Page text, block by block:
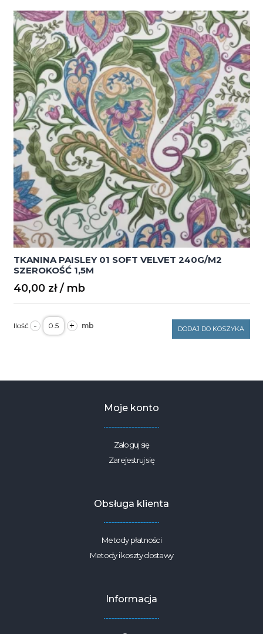
VELVET
240G/M2
SZEROKOŚĆ
1,5M
TKANINA PAISLEY 01 SOFT VELVET 240G/M2
SZEROKOŚĆ 1,5M
40,00 zł
- ilość
TKANINA
PAISLEY
SZEROKOŚĆ
+ DODAJ DO KOSZYKA
Moje konto
Zaloguj się
Zarejestruj się
Obsługa klienta
Metody płatności
Metody i koszty dostawy
Informacja